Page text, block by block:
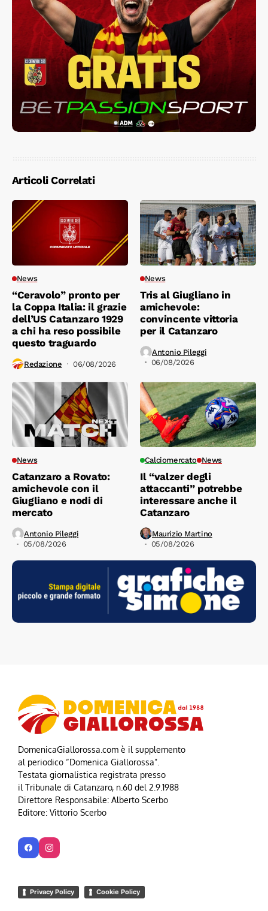
Articoli Correlati
News
“Ceravolo” pronto per
la Coppa Italia: il grazie
dell’US Catanzaro 1929
a chi ha reso possibile
questo traguardo
Redazione 06/08/2026
News
Tris al Giugliano in
amichevole:
convincente vittoria
per il Catanzaro
Antonio Pileggi
06/08/2026
News
Catanzaro a Rovato:
amichevole con il
Giugliano e nodi di
mercato
Antonio Pileggi
05/08/2026
Calciomercato News
Il “valzer degli
attaccanti” potrebbe
interessare anche il
Catanzaro
Maurizio Martino
05/08/2026
DomenicaGiallorossa.com è il supplemento
al periodico “Domenica Giallorossa”.
Testata giornalistica registrata presso
il Tribunale di Catanzaro, n.60 del 2.9.1988
Direttore Responsabile: Alberto Scerbo
Editore: Vittorio Scerbo
Privacy Policy Cookie Policy